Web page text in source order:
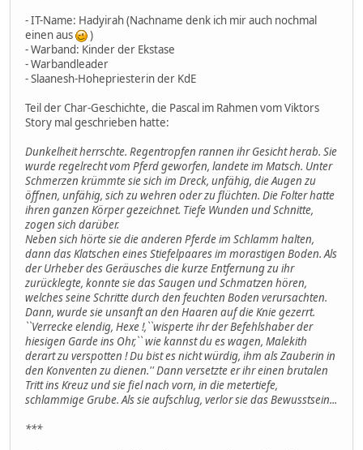
- IT-Name: Hadyirah (Nachname denk ich mir auch nochmal
einen aus
)
- Warband: Kinder der Ekstase
- Warbandleader
- Slaanesh-Hohepriesterin der KdE
Teil der Char-Geschichte, die Pascal im Rahmen vom Viktors
Story mal geschrieben hatte:
Dunkelheit herrschte. Regentropfen rannen ihr Gesicht herab. Sie
wurde regelrecht vom Pferd geworfen, landete im Matsch. Unter
Schmerzen krümmte sie sich im Dreck, unfähig, die Augen zu
öffnen, unfähig, sich zu wehren oder zu flüchten. Die Folter hatte
ihren ganzen Körper gezeichnet. Tiefe Wunden und Schnitte,
zogen sich darüber.
Neben sich hörte sie die anderen Pferde im Schlamm halten,
dann das Klatschen eines Stiefelpaares im morastigen Boden. Als
der Urheber des Geräusches die kurze Entfernung zu ihr
zurücklegte, konnte sie das Saugen und Schmatzen hören,
welches seine Schritte durch den feuchten Boden verursachten.
Dann, wurde sie unsanft an den Haaren auf die Knie gezerrt.
``Verrecke elendig, Hexe !,``wisperte ihr der Befehlshaber der
hiesigen Garde ins Ohr,`` wie kannst du es wagen, Malekith
derart zu verspotten ! Du bist es nicht würdig, ihm als Zauberin in
den Konventen zu dienen.'' Dann versetzte er ihr einen brutalen
Tritt ins Kreuz und sie fiel nach vorn, in die metertiefe,
schlammige Grube. Als sie aufschlug, verlor sie das Bewusstsein...
***